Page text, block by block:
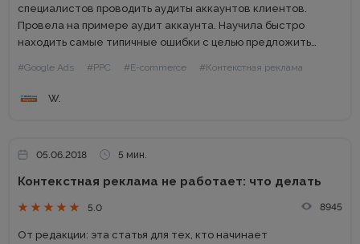
специалистов проводить аудиты аккаунтов клиентов.
Провела на примере аудит аккаунта. Научила быстро
находить самые типичные ошибки с целью предложить
специалист компании Sotnik Тезисы: Кому нужен Аудит
аккаунта...
#Google Ads #PPC #E-commerce #Контекстная реклама
W.
05.06.2018 5 мин.
Контекстная реклама не работает: что делать
5.0 8945
От редакции: эта статья для тех, кто начинает